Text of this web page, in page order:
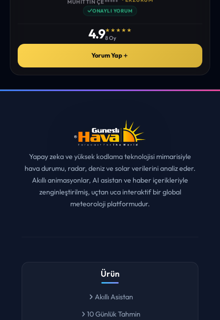
MUHITTIN ÇE*****
✓ONAYLI YORUM
4.9★★★★★
8 Oy
Yorum Yap＋
Yapay zeka ve yüksek kodlama teknolojisi mimarisiyle
hava durumu, radar, deniz ve solar verilerini analiz eder.
Akıllı animasyonlar, AI asistan ve haber içerikleriyle
zenginleştirilmiş, uçtan uca interaktif bir global
meteoroloji platformudur.
Ürün
Akıllı Asistan
10 Günlük Tahmin